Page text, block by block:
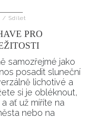
/ Sdílet
PRO
samozřejmé jako
posadit sluneční
lichotivé a
si je obléknout,
ať už míříte na
nebo na